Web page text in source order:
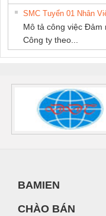
SMC Tuyển 01 Nhân
Mô tả công việc Đảm
Công ty theo...
BAMIEN
CHÀO BÁN